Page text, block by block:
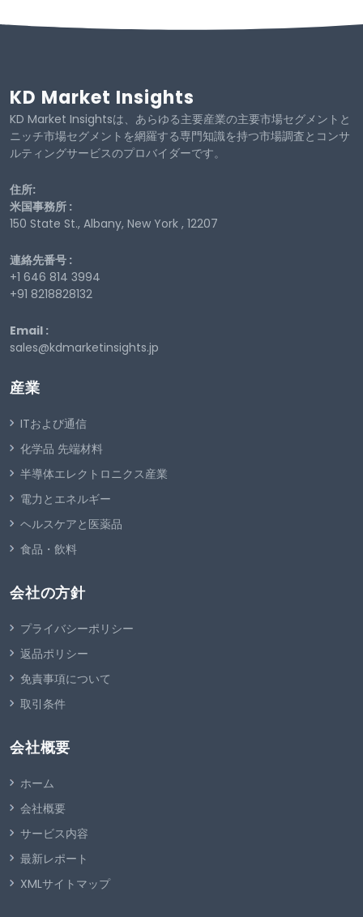
KD Market Insights
KD Market Insightsは、あらゆる主要産業の主要市場セグメントと
ニッチ市場セグメントを網羅する専門知識を持つ市場調査とコンサ
ルティングサービスのプロバイダーです。
住所:
米国事務所 :
150 State St., Albany, New York , 12207
連絡先番号 :
+1 646 814 3994
+91 8218828132
Email :
sales@kdmarketinsights.jp
産業
ITおよび通信
化学品 先端材料
半導体エレクトロニクス産業
電力とエネルギー
ヘルスケアと医薬品
食品・飲料
会社の方針
プライバシーポリシー
返品ポリシー
免責事項について
取引条件
会社概要
ホーム
会社概要
サービス内容
最新レポート
XMLサイトマップ